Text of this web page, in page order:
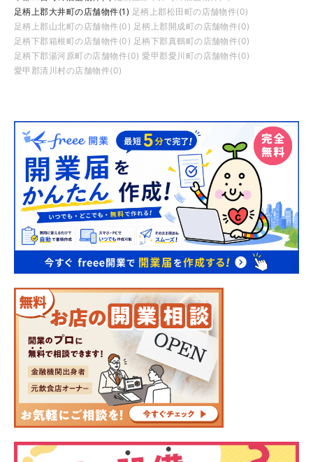
足柄上郡大井町の店舗物件(1) 足柄上郡松田町の店舗物件(0)
足柄上郡山北町の店舗物件(0) 足柄上郡開成町の店舗物件(0)
足柄下郡箱根町の店舗物件(0) 足柄下郡真鶴町の店舗物件(0)
足柄下郡湯河原町の店舗物件(0) 愛甲郡愛川町の店舗物件(0)
愛甲郡清川村の店舗物件(0)